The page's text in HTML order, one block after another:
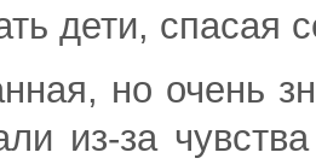
дети, спасая
но очень
из-за